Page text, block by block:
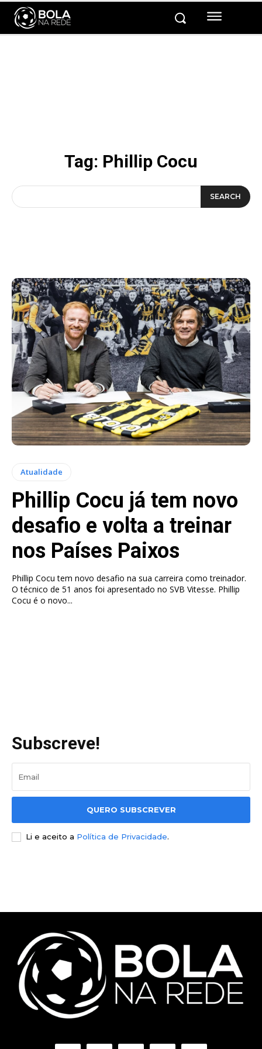
Tag: Phillip Cocu
SEARCH
Atualidade
Phillip Cocu já tem novo
desafio e volta a treinar
nos Países Paixos
Phillip Cocu tem novo desafio na sua carreira como treinador.
O técnico de 51 anos foi apresentado no SVB Vitesse. Phillip
Cocu é o novo...
Subscreve!
QUERO SUBSCREVER
Li e aceito a Política de Privacidade.